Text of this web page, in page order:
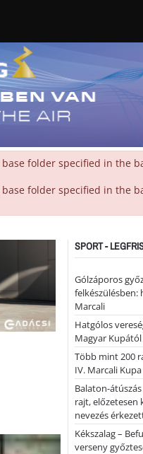
base folder specified in the
base folder specified in the
SPORT -
Gólzáporos
felkészülésben:
Marcali
Hatgólos
Magyar Kupától
Több mint 200
IV. Marcali
Balaton-
rajt, előzetesen
nevezés
Kékszalag –
verseny